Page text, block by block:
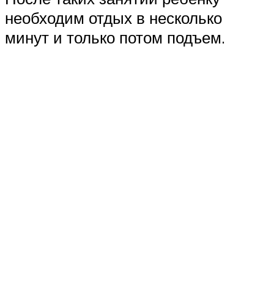
необходим отдых в несколько
минут и только потом подъем.